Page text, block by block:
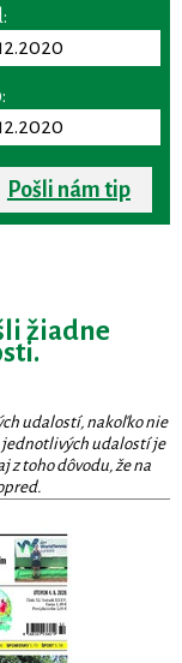
Pošli nám tip
žiadne
udalostí, nakoľko nie
udalostí je
z toho dôvodu, že na